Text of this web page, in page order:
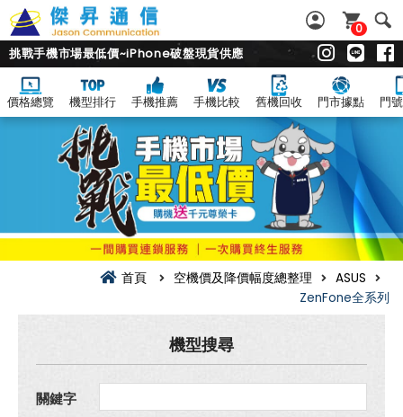
ZenFone
及
降
價
0
挑戰手機市場最低價~iPhone破盤現貨供應
價格總覽 機型排行 手機推薦 手機比較 舊機回收 門市據點 門
首頁 空機價及降價幅度總整理
ASUS
ZenFone全系列
機型搜尋
關鍵字